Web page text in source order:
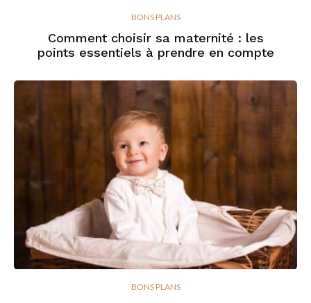
BONS PLANS
Comment choisir sa maternité : les
points essentiels à prendre en compte
BONS PLANS